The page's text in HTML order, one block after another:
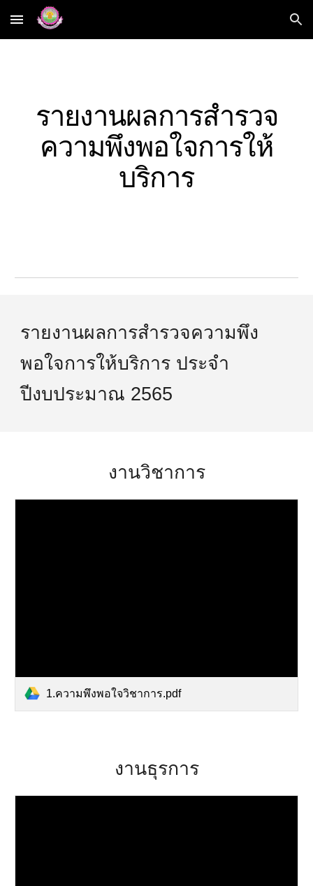
Skip to main content Skip to navigation
รายงานผลการสำรวจ
ความพึงพอใจการให้
บริการ
รายงานผลการสำรวจความพึง
พอใจการให้บริการ ประจำ
ปีงบประมาณ 2565
งานวิชาการ
1.ความพึงพอใจวิชาการ.pdf
งานธุรการ